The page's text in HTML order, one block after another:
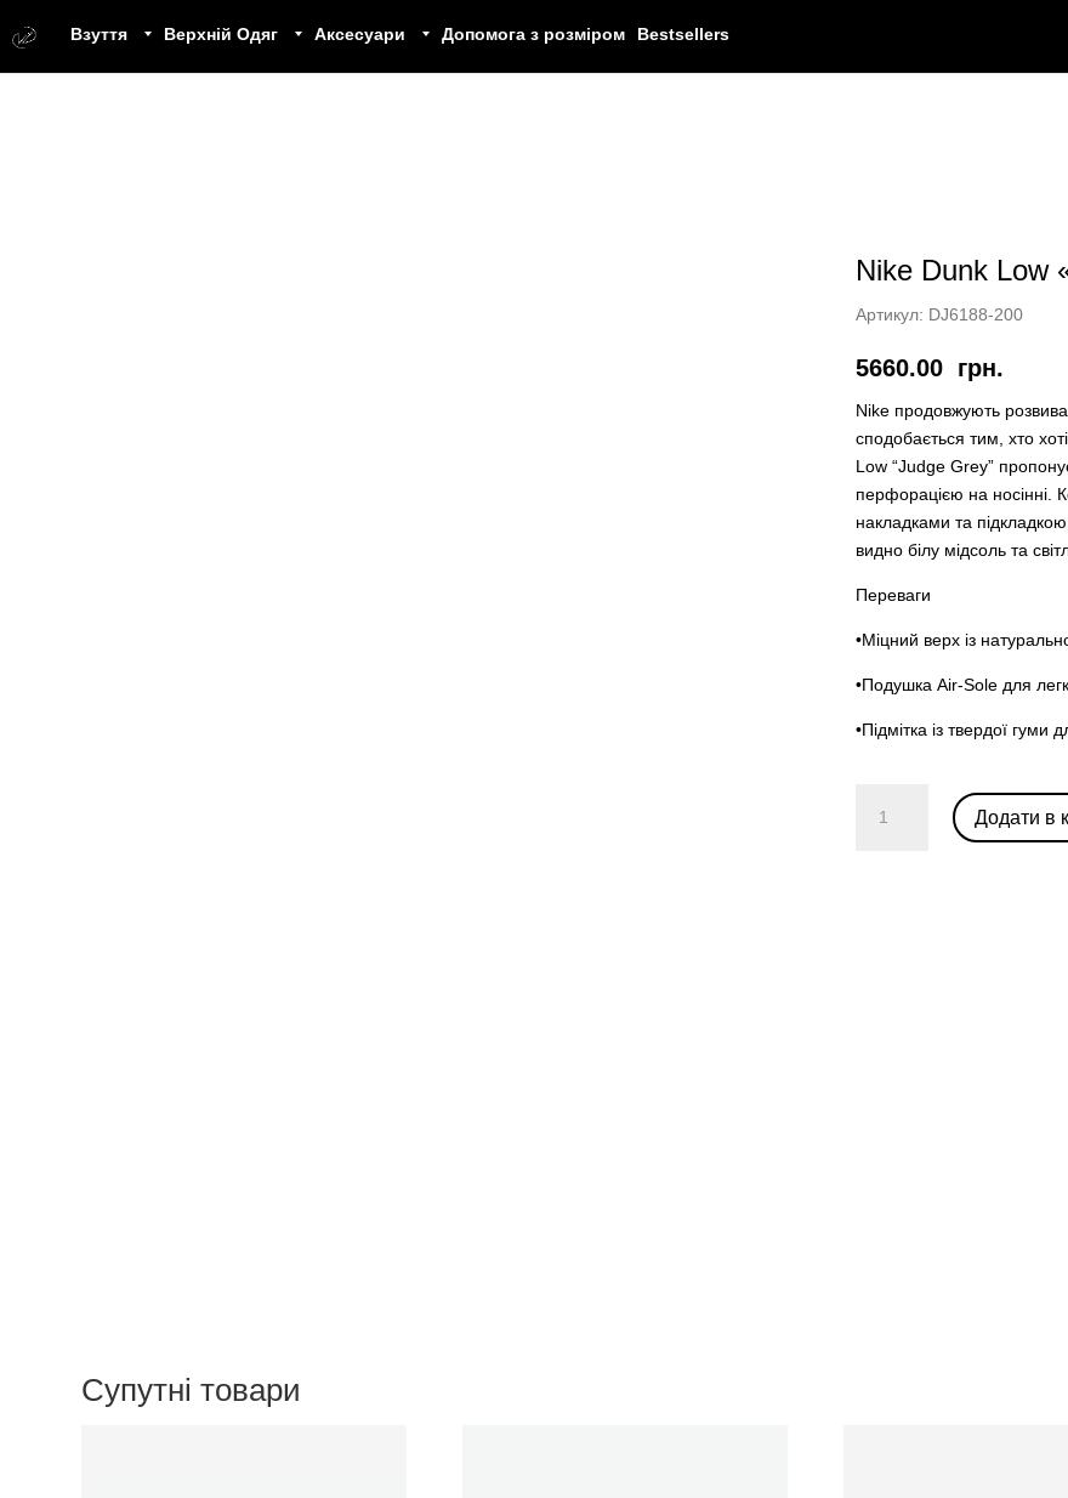
Взуття Верхній Одяг Аксесуари Допомога з розміром Bestsellers
Nike Dunk Low
Артикул: DJ6188-200
5660.00 грн.
Nike продовжують
сподобається тим, хто
Low “Judge Grey”
перфорацією на носінні.
накладками та
видно білу мідсоль та
Переваги
•Міцний верх із
•Подушка Air-Sole для
•Підмітка із твердої
Dunk
Додати в
Супутні товари